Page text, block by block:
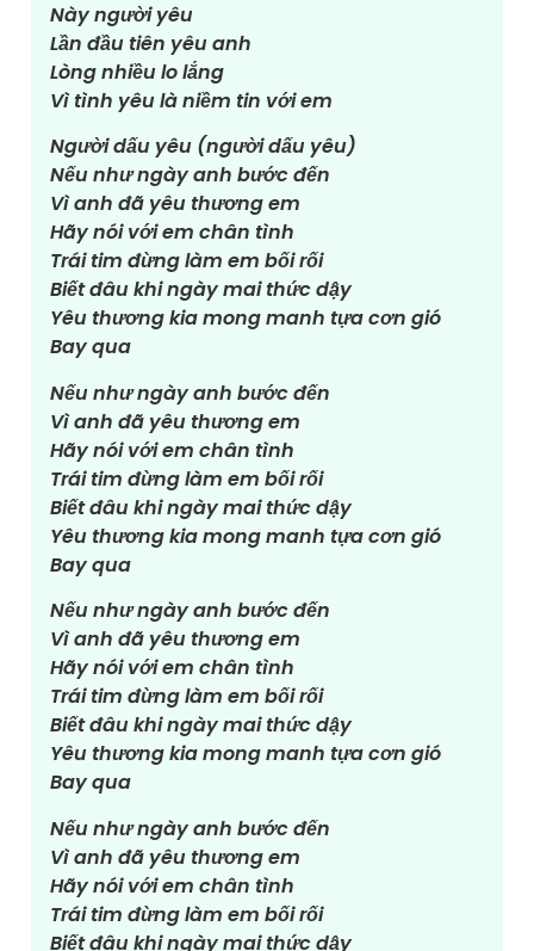
Này người yêu
Lần đầu tiên yêu anh
Lòng nhiều lo lắng
Vì tình yêu là niềm tin với em
Người dấu yêu (người dấu yêu)
Nếu như ngày anh bước đến
Vì anh đã yêu thương em
Hãy nói với em chân tình
Trái tim đừng làm em bối rối
Biết đâu khi ngày mai thức dậy
Yêu thương kia mong manh tựa cơn gió
Bay qua
Nếu như ngày anh bước đến
Vì anh đã yêu thương em
Hãy nói với em chân tình
Trái tim đừng làm em bối rối
Biết đâu khi ngày mai thức dậy
Yêu thương kia mong manh tựa cơn gió
Bay qua
Nếu như ngày anh bước đến
Vì anh đã yêu thương em
Hãy nói với em chân tình
Trái tim đừng làm em bối rối
Biết đâu khi ngày mai thức dậy
Yêu thương kia mong manh tựa cơn gió
Bay qua
Nếu như ngày anh bước đến
Vì anh đã yêu thương em
Hãy nói với em chân tình
Trái tim đừng làm em bối rối
Biết đâu khi ngày mai thức dậy